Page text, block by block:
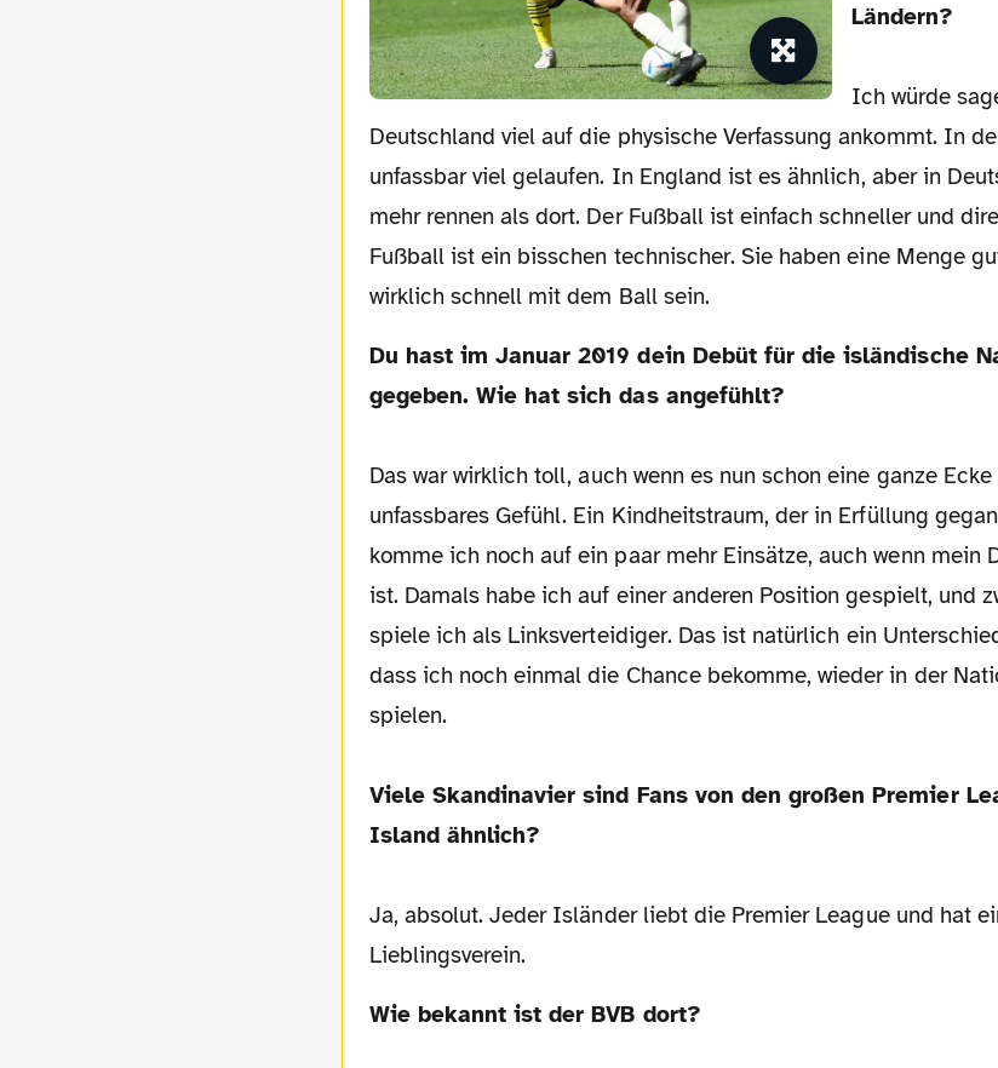
Ländern?
Ich würde
Deutschland viel auf die physische Verfassung ankommt. In
unfassbar viel gelaufen. In England ist es ähnlich, aber in
mehr rennen als dort. Der Fußball ist einfach schneller und
Fußball ist ein bisschen technischer. Sie haben eine Menge
wirklich schnell mit dem Ball sein.
Du hast im Januar 2019 dein Debüt für die isländische Nationalmannschaft
gegeben. Wie hat sich das angefühlt?
Das war wirklich toll, auch wenn es nun schon eine ganze
unfassbares Gefühl. Ein Kindheitstraum, der in Erfüllung
komme ich noch auf ein paar mehr Einsätze, auch wenn mein
ist. Damals habe ich auf einer anderen Position gespielt, und
spiele ich als Linksverteidiger. Das ist natürlich ein
dass ich noch einmal die Chance bekomme, wieder in der
spielen.
Viele Skandinavier sind Fans von den großen Premier
Island ähnlich?
Ja, absolut. Jeder Isländer liebt die Premier League und hat
Lieblingsverein.
Wie bekannt ist der BVB dort?